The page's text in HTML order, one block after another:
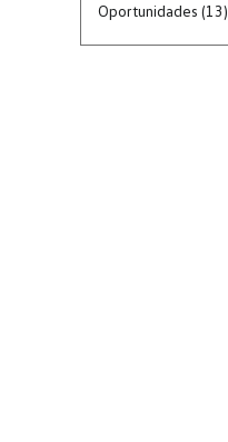
Oportunidades (13)